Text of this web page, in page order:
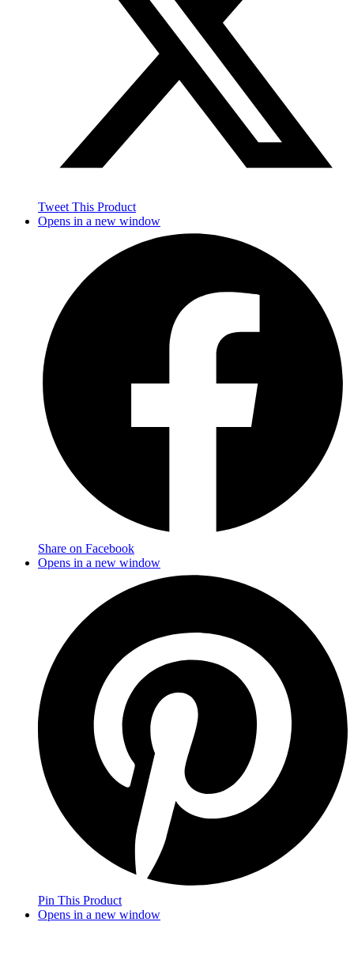
Tweet This Product
Opens in a new window
Share on Facebook
Opens in a new window
Pin This Product
Opens in a new window